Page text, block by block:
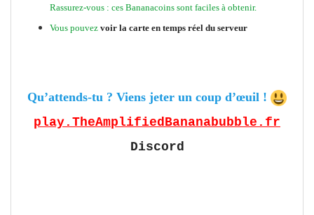
Rassurez-vous : ces Bananacoins sont faciles à obtenir.
Vous pouvez voir la carte en temps réel du serveur
Qu’attends-tu ? Viens jeter un coup d’œuil !
play.TheAmplifiedBananabubble.fr
Discord